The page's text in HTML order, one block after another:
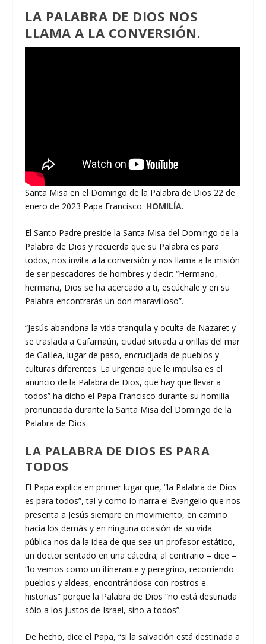
LA PALABRA DE DIOS NOS
LLAMA A LA CONVERSIÓN.
Santa Misa en el Domingo de la Palabra de Dios 22 de
enero de 2023 Papa Francisco. HOMILÍA.
El Santo Padre preside la Santa Misa del Domingo de la
Palabra de Dios y recuerda que su Palabra es para
todos, nos invita a la conversión y nos llama a la misión
de ser pescadores de hombres y decir: “Hermano,
hermana, Dios se ha acercado a ti, escúchale y en su
Palabra encontrarás un don maravilloso”.
“Jesús abandona la vida tranquila y oculta de Nazaret y
se traslada a Cafarnaún, ciudad situada a orillas del mar
de Galilea, lugar de paso, encrucijada de pueblos y
culturas diferentes. La urgencia que le impulsa es el
anuncio de la Palabra de Dios, que hay que llevar a
todos” ha dicho el Papa Francisco durante su homilía
pronunciada durante la Santa Misa del Domingo de la
Palabra de Dios.
LA PALABRA DE DIOS ES PARA
TODOS
El Papa explica en primer lugar que, “la Palabra de Dios
es para todos”, tal y como lo narra el Evangelio que nos
presenta a Jesús siempre en movimiento, en camino
hacia los demás y en ninguna ocasión de su vida
pública nos da la idea de que sea un profesor estático,
un doctor sentado en una cátedra; al contrario – dice –
“lo vemos como un itinerante y peregrino, recorriendo
pueblos y aldeas, encontrándose con rostros e
historias” porque la Palabra de Dios “no está destinada
sólo a los justos de Israel, sino a todos”.
De hecho, dice el Papa, “si la salvación está destinada a